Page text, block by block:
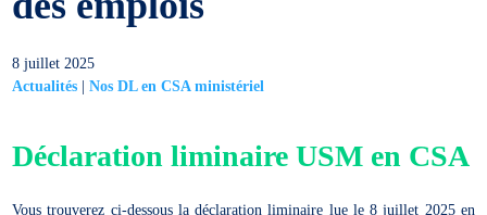
8 juillet 2025
Actualités |Nos DL en CSA ministériel
Déclaration liminaire USM en CSA
Vous trouverez ci-dessous la déclaration liminaire lue le 8 juillet 2025 en